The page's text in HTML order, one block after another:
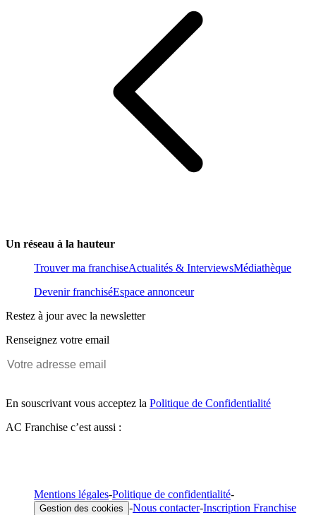
Un réseau à la hauteur
Trouver ma franchiseActualités & InterviewsMédiathèque
Devenir franchiséEspace annonceur
Restez à jour avec la newsletter
Renseignez votre email
En souscrivant vous acceptez la Politique de Confidentialité
AC Franchise c’est aussi :
Mentions légales-Politique de confidentialité-
Gestion des cookies -Nous contacter-Inscription Franchise